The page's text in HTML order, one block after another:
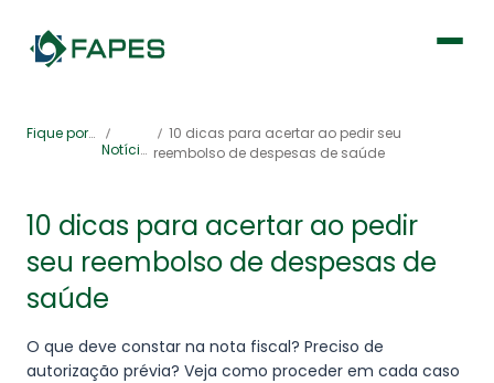
Institucional
Previdência
Fique por dentro
Notícias
10 dicas para acertar ao pedir seu
reembolso de despesas de saúde
10 dicas para acertar ao pedir
seu reembolso de despesas de
saúde
O que deve constar na nota fiscal? Preciso de
autorização prévia? Veja como proceder em cada caso